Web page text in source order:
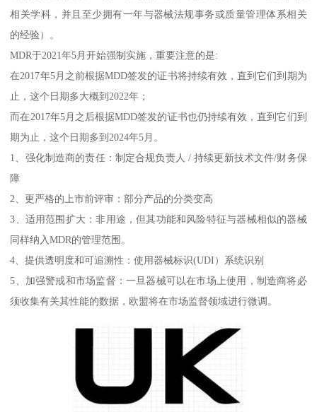
相关学科，并且至少拥有一年与器械法规事务或质量管理体系相关
的经验）。
MDR于2021年5月开始强制实施，重要注意的是:
在2017年5月之前根据MDD签发的证书将持续有效，直到它们到期为
止，这个日期多大概到2022年；
而在2017年5月之后根据MDD签发的证书也仍持续有效，直到它们到
期为止，这个日期多到2024年5月。
1、强化制造商的责任：制定合规负责人 / 持续更新技术文件/财务保
障
2、更严格的上市前评审：部分产品的分类变高
3、适用范围扩大：非用途，但其功能和风险特征与器械相似的器械
同样纳入MDR的管理范围。
4、提供透明度和可追溯性：使用器械标识(UDI）系统识别
5、加强警戒和市场监督：一旦器械可以在市场上使用，制造商将必
须收集有关其性能的数据，欧盟将在市场监督领域进行微调。